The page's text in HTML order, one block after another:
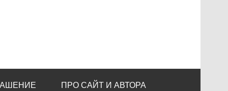
ПРО САЙТ И АВТОРА